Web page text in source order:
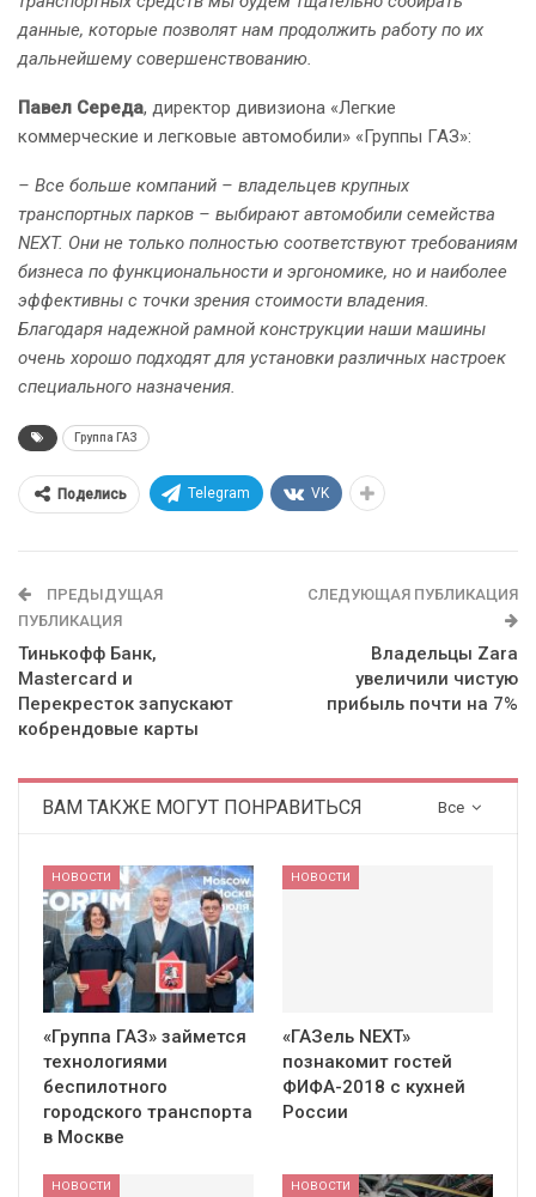
данные, которые позволят нам продолжить работу по их
дальнейшему совершенствованию.
Павел Середа, директор дивизиона «Легкие
коммерческие и легковые автомобили» «Группы ГАЗ»:
– Все больше компаний – владельцев крупных
транспортных парков – выбирают автомобили семейства
NEXT. Они не только полностью соответствуют требованиям
бизнеса по функциональности и эргономике, но и наиболее
эффективны с точки зрения стоимости владения.
Благодаря надежной рамной конструкции наши машины
очень хорошо подходят для установки различных настроек
специального назначения.
Группа ГАЗ
Поделись Telegram VK
ПРЕДЫДУЩАЯ
ПУБЛИКАЦИЯ
Тинькофф Банк,
Mastercard и
Перекресток запускают
кобрендовые карты
СЛЕДУЮЩАЯ ПУБЛИКАЦИЯ
Владельцы Zara
увеличили чистую
прибыль почти на 7%
Все
ВАМ ТАКЖЕ МОГУТ ПОНРАВИТЬСЯ
НОВОСТИ
«Группа ГАЗ» займется
технологиями
беспилотного
городского транспорта
в Москве
НОВОСТИ
«ГАЗель NEXT»
познакомит гостей
ФИФА-2018 с кухней
России
НОВОСТИ НОВОСТИ